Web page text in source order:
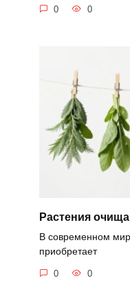
0 0
Растения
В современном
приобретает
0 0